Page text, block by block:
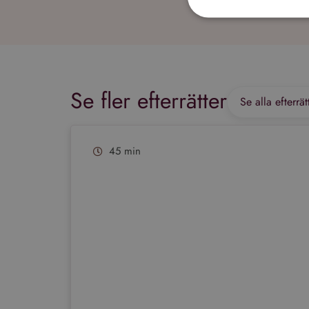
Se fler efterrätter Se alla
45 min
Namn